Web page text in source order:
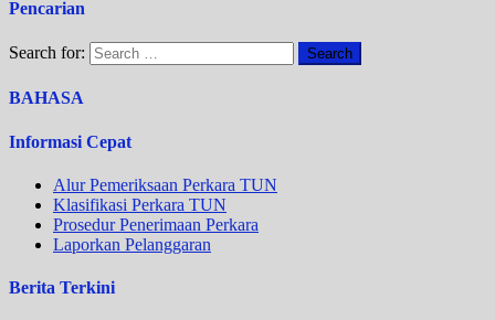
Pencarian
Search for:
BAHASA
Informasi Cepat
Alur Pemeriksaan Perkara TUN
Klasifikasi Perkara TUN
Prosedur Penerimaan Perkara
Laporkan Pelanggaran
Berita Terkini